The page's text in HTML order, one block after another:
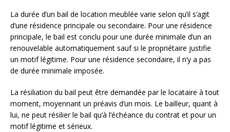
La durée d’un bail de location meublée varie selon qu’il s’agit
d’une résidence principale ou secondaire. Pour une résidence
principale, le bail est conclu pour une durée minimale d’un an
renouvelable automatiquement sauf si le propriétaire justifie
un motif légitime. Pour une résidence secondaire, il n’y a pas
de durée minimale imposée.
La résiliation du bail peut être demandée par le locataire à tout
moment, moyennant un préavis d’un mois. Le bailleur, quant à
lui, ne peut résilier le bail qu’à l’échéance du contrat et pour un
motif légitime et sérieux.